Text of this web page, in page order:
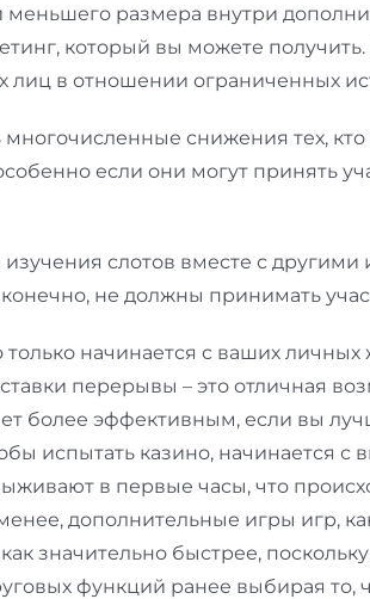
размера внутри
который вы можете
в отношении ограниченных
снижения тех,
если они могут принять
слотов вместе с другими
не должны принимать
начинается с ваших личных
перерывы – это отличная
более эффективным, если вы
испытать казино, начинается
в первые часы, что
дополнительные игры игр,
значительно быстрее,
функций ранее выбирая то,